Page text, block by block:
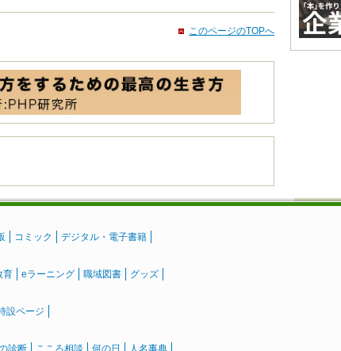
このページのTOPへ
コミック デジタル・電子書籍
育 eラーニング 職域図書 グッズ
設ページ